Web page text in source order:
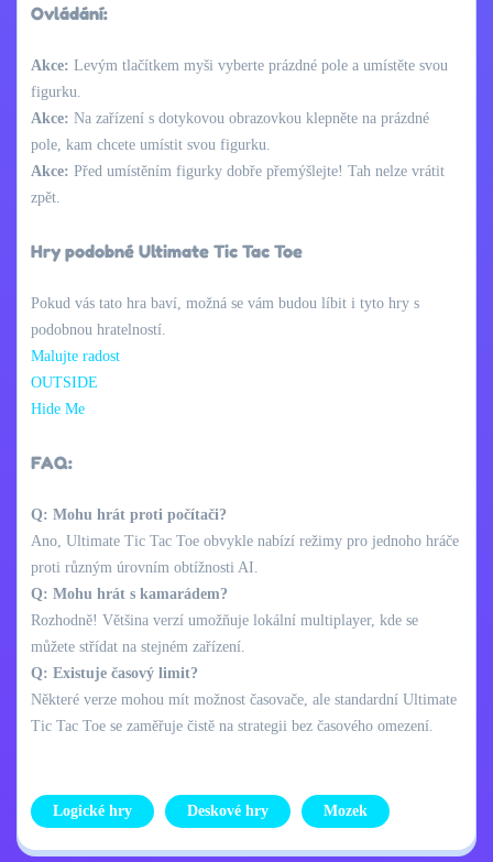
Ovládání:
Akce: Levým tlačítkem myši vyberte prázdné pole a umístěte svou
figurku.
Akce: Na zařízení s dotykovou obrazovkou klepněte na prázdné
pole, kam chcete umístit svou figurku.
Akce: Před umístěním figurky dobře přemýšlejte! Tah nelze vrátit
zpět.
Hry podobné Ultimate Tic Tac Toe
Pokud vás tato hra baví, možná se vám budou líbit i tyto hry s
podobnou hratelností.
Malujte radost
OUTSIDE
Hide Me
FAQ:
Q: Mohu hrát proti počítači?
Ano, Ultimate Tic Tac Toe obvykle nabízí režimy pro jednoho hráče
proti různým úrovním obtížnosti AI.
Q: Mohu hrát s kamarádem?
Rozhodně! Většina verzí umožňuje lokální multiplayer, kde se
můžete střídat na stejném zařízení.
Q: Existuje časový limit?
Některé verze mohou mít možnost časovače, ale standardní Ultimate
Tic Tac Toe se zaměřuje čistě na strategii bez časového omezení.
Logické hry Deskové hry Mozek